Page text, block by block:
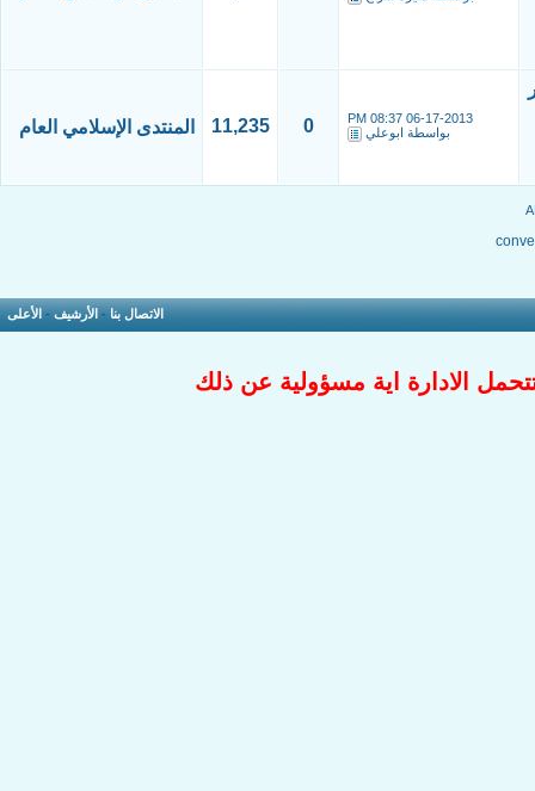
06-17-2013
08:37 PM
بواسطة ابوعلي 0
11,235 المنتدى الإسلامي العام
الاتصال بنا- الأرشيف - الأعلى
الادارة اية مسؤولية عن ذلك